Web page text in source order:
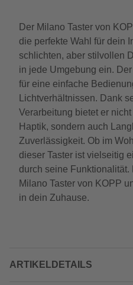
Der Milano Taster von
die perfekte Wahl für dein
schlichten, aber stilvollen
in jede Umgebung ein.
für eine einfache
Lichtverhältnissen. Dank
Verarbeitung bietet er
Haptik, sondern auch
Zuverlässigkeit. Ob im
dieser Taster ist vielseitig
durch seine
Milano Taster von KOPP
in dein Zuhause.
ARTIKELDETAILS